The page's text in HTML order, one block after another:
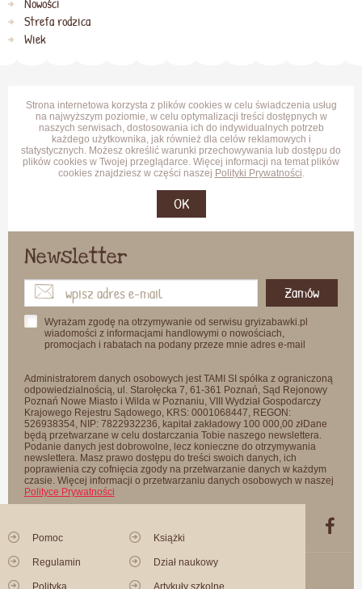
Nowości
Strefa rodzica
Wiek
Strona internetowa korzysta z plików cookies w celu świadczenia usług
na najwyższym poziomie, w celu optymalizacji treści dostępnych w
naszych serwisach, dostosowania ich do indywidualnych potrzeb
każdego użytkownika, jak również dla celów reklamowych i
statystycznych. Możesz określić warunki przechowywania lub dostępu do
plików cookies w Twojej przeglądarce. Więcej informacji na temat plików
cookies znajdziesz w części naszej Polityki Prywatności.
OK
Newsletter
Zamów
Wyrażam zgodę na otrzymywanie od serwisu gryizabawki.pl
wiadomości z informacjami handlowymi o nowościach,
promocjach i rabatach na podany przeze mnie adres e-mail
Administratorem danych osobowych jest TAMI SI spółka z ograniczoną
odpowiedzialnością, ul. Starołęcka 7, 61-361 Poznań, Sąd Rejonowy
Poznań Nowe Miasto i Wilda w Poznaniu, VIII Wydział Gospodarczy
Krajowego Rejestru Sądowego, KRS: 0001068447, REGON:
526938354, NIP: 7822932236, kapitał zakładowy 100 000,00 złDane
będą przetwarzane w celu dostarczania Tobie naszego newslettera.
Podanie danych jest dobrowolne, lecz konieczne do otrzymywania
newslettera. Masz prawo dostępu do treści swoich danych, ich
poprawienia czy cofnięcia zgody na przetwarzanie danych w każdym
czasie. Więcej informacji o przetwarzaniu danych osobowych w naszej
Polityce Prywatności
Pomoc
Regulamin
Polityka
Książki
Dział naukowy
Artykuły szkolne